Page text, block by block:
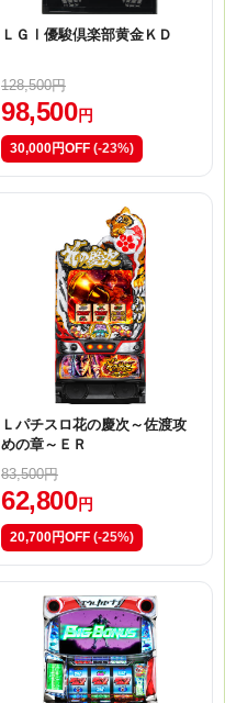
ＬＧⅠ優駿倶楽部黄金ＫＤ
128,500円
98,500 円
30,000円OFF (-23%)
Ｌパチスロ花の慶次～佐渡攻
めの章～ＥＲ
83,500円
62,800 円
20,700円OFF (-25%)